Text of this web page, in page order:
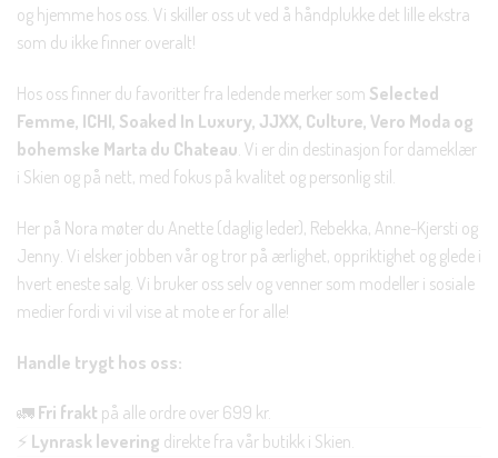
og hjemme hos oss. Vi skiller oss ut ved å håndplukke det lille ekstra
som du ikke finner overalt!
Hos oss finner du favoritter fra ledende merker som Selected
Femme, ICHI, Soaked In Luxury, JJXX, Culture, Vero Moda og
bohemske Marta du Chateau . Vi er din destinasjon for dameklær
i Skien og på nett, med fokus på kvalitet og personlig stil.
Her på Nora møter du Anette (daglig leder), Rebekka, Anne-Kjersti og
Jenny. Vi elsker jobben vår og tror på ærlighet, oppriktighet og glede i
hvert eneste salg. Vi bruker oss selv og venner som modeller i sosiale
medier fordi vi vil vise at mote er for alle!
Handle trygt hos oss:
🚛 Fri frakt på alle ordre over 699 kr.
⚡ Lynrask levering direkte fra vår butikk i Skien.